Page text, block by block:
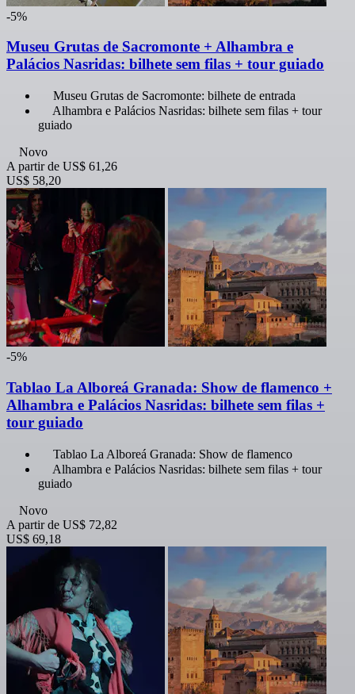
-5%
Museu Grutas de Sacromonte + Alhambra e
Palácios Nasridas: bilhete sem filas + tour guiado
Museu Grutas de Sacromonte: bilhete de entrada
Alhambra e Palácios Nasridas: bilhete sem filas + tour
guiado
Novo
A partir de US$ 61,26
US$ 58,20
-5%
Tablao La Alboreá Granada: Show de flamenco +
Alhambra e Palácios Nasridas: bilhete sem filas +
tour guiado
Tablao La Alboreá Granada: Show de flamenco
Alhambra e Palácios Nasridas: bilhete sem filas + tour
guiado
Novo
A partir de US$ 72,82
US$ 69,18